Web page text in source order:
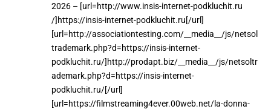
2026 – [url=http://www.insis-internet-podkluchit.ru
/]https://insis-internet-podkluchit.ru[/url]
[url=http://associationtesting.com/__media__/js/netsol
trademark.php?d=https://insis-internet-
podkluchit.ru/]http://prodapt.biz/__media__/js/netsoltr
ademark.php?d=https://insis-internet-
podkluchit.ru/[/url]
[url=https://filmstreaming4ever.00web.net/la-donna-